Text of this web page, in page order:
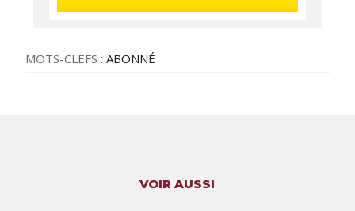
MOTS-CLEFS :ABONNÉ
VOIR AUSSI